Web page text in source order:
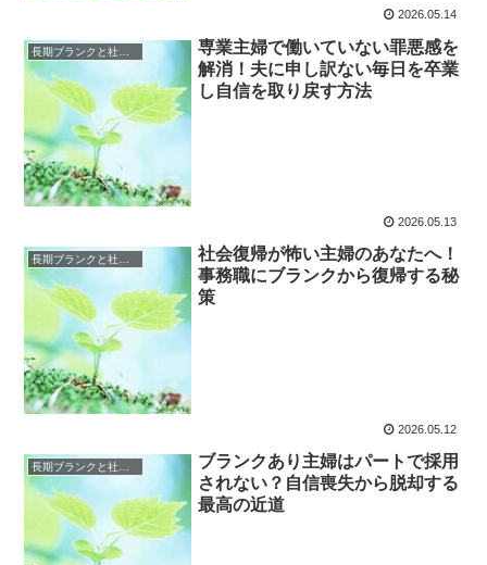
2026.05.14
長期ブランクと社会復帰の恐怖
専業主婦で働いていない罪悪感を
解消！夫に申し訳ない毎日を卒業
し自信を取り戻す方法
2026.05.13
社会復帰が怖い主婦のあなたへ！
事務職にブランクから復帰する秘
策
2026.05.12
ブランクあり主婦はパートで採用
されない？自信喪失から脱却する
最高の近道